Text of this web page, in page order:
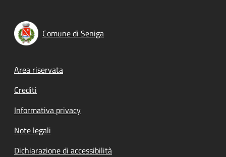
Comune di Seniga
Footer menu
Area riservata
Crediti
Informativa privacy
Note legali
Dichiarazione di accessibilità